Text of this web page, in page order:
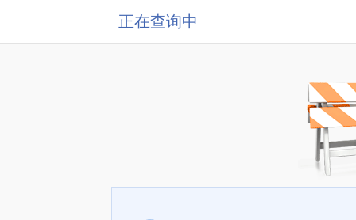
正在查询中